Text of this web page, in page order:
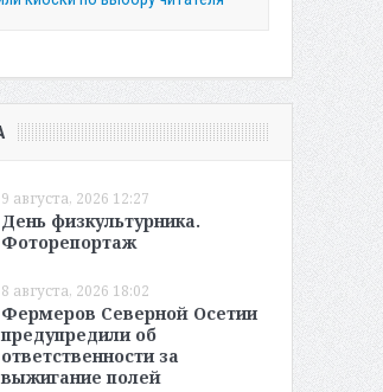
9 августа, 2026 12:27
День физкультурника.
Фоторепортаж
8 августа, 2026 18:02
Фермеров Северной Осетии
предупредили об
ответственности за
выжигание полей